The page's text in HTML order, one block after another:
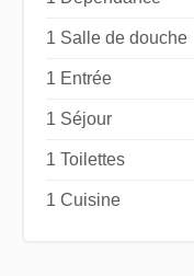
1 Salle de douche
1 Entrée
1 Séjour
1 Toilettes
1 Cuisine